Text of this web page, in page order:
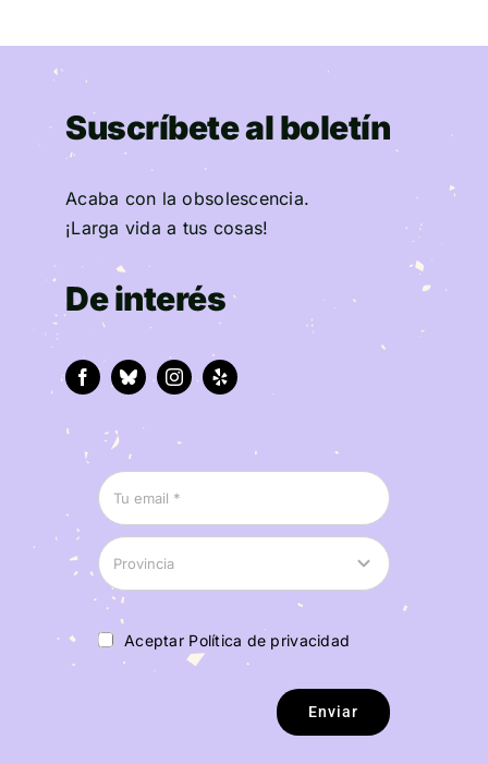
Suscríbete al boletín
Acaba con la obsolescencia.
¡Larga vida a tus cosas!
De interés
Aceptar Política de privacidad
Enviar